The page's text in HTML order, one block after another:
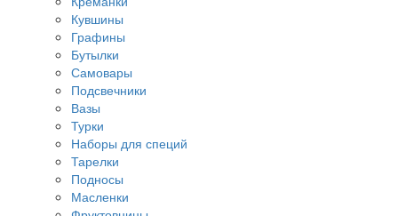
Кувшины
Графины
Бутылки
Самовары
Подсвечники
Вазы
Турки
Наборы для специй
Тарелки
Подносы
Масленки